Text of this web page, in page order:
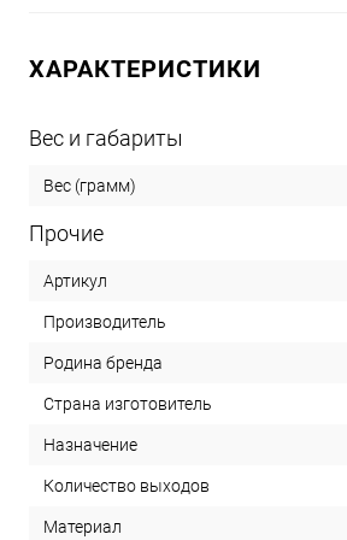
ХАРАКТЕРИСТИКИ
Вес и габариты
Вес (грамм)
Прочие
Артикул
Производитель
Родина бренда
Страна изготовитель
Назначение
Количество выходов
Материал